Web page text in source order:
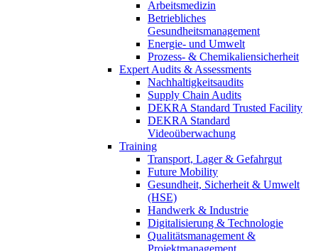
Arbeitsmedizin
Betriebliches
Gesundheitsmanagement
Energie- und Umwelt
Prozess- & Chemikaliensicherheit
Expert Audits & Assessments
Nachhaltigkeitsaudits
Supply Chain Audits
DEKRA Standard Trusted Facility
DEKRA Standard
Videoüberwachung
Training
Transport, Lager & Gefahrgut
Future Mobility
Gesundheit, Sicherheit & Umwelt
(HSE)
Handwerk & Industrie
Digitalisierung & Technologie
Qualitätsmanagement &
Projektmanagement